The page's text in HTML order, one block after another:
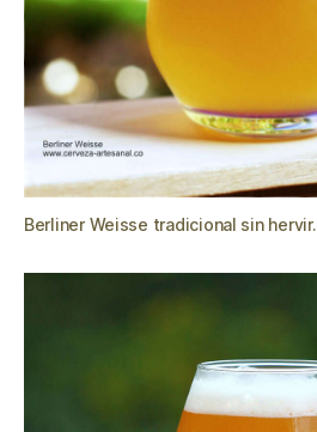
Berliner Weisse tradicional sin hervir.